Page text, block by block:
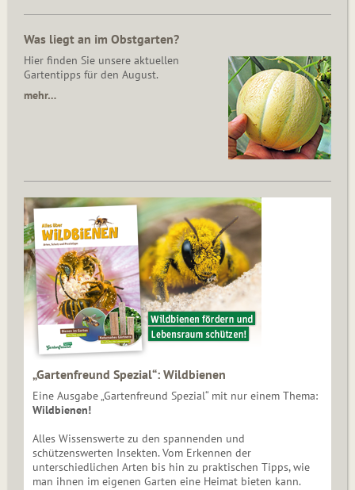
Was liegt an im Obstgarten?
Hier finden Sie unsere aktuellen
Gartentipps für den August.
mehr…
„Gartenfreund Spezial“: Wildbienen
Eine Ausgabe „Gartenfreund Spezial“ mit nur einem Thema:
Wildbienen!
Alles Wissenswerte zu den spannenden und
schützenswerten Insekten. Vom Erkennen der
unterschiedlichen Arten bis hin zu praktischen Tipps, wie
man ihnen im eigenen Garten eine Heimat bieten kann.